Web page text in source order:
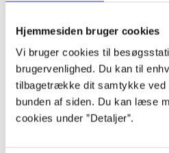
Hjemmesiden bruger cookies
Vi bruger cookies til
brugervenlighed. Du kan til
tilbagetrække dit samtykke ved
bunden af siden. Du kan læse
cookies under ”Detaljer”.
lorem
lorem
lorem
lorem